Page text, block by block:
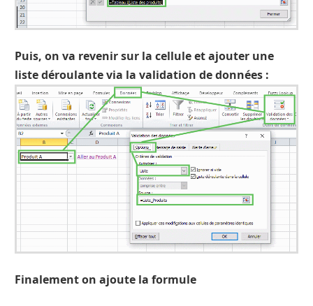
Puis, on va revenir sur la cellule et ajouter une
liste déroulante via la validation de données :
Finalement on ajoute la formule